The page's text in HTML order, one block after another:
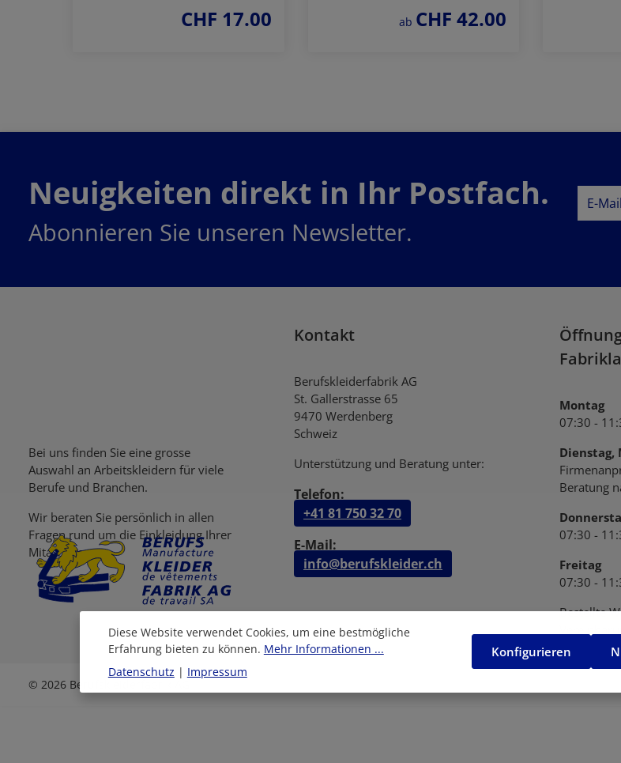
regulärer preis:
CHF 17.00 regulärer preis:
ab CHF 42.00
Neuigkeiten direkt in Ihr Postfach.
Abonnieren Sie unseren Newsletter.
E-
Bei uns finden Sie eine grosse
Auswahl an Arbeitskleidern für viele
Berufe und Branchen.
Wir beraten Sie persönlich in allen
Fragen rund um die Einkleidung Ihrer
Mitarbeiter.
Kontakt
Berufskleiderfabrik AG
St. Gallerstrasse 65
9470 Werdenberg
Schweiz
Unterstützung und Beratung unter:
Telefon:
+41 81 750 32 70
E-Mail:
info@berufskleider.ch
Montag
07:30 -
Beratung
07:30 -
Freitag
07:30 -
Bestellte
© 2026 Berufskleiderfabrik AG
Diese Website verwendet Cookies, um eine bestmögliche
Erfahrung bieten zu können. Mehr Informationen ...
Datenschutz | Impressum
Konfigurieren